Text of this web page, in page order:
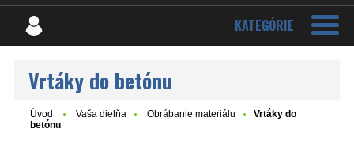
KATEGÓRIE
Vrtáky do betónu
Úvod Vaša dielňa Obrábanie materiálu
Vrtáky do
betónu